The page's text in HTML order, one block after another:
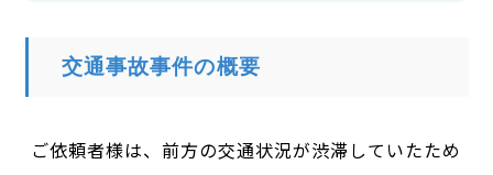
交通事故事件の概要
ご依頼者様は、前方の交通状況が渋滞していたため